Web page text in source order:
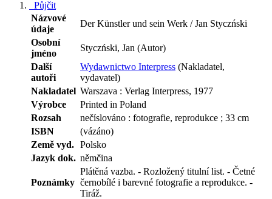
Půjčit
Názvové
údaje
Der Künstler und sein Werk / Jan Styczński
Osobní
jméno
Styczński, Jan (Autor)
Další
autoři
Wydawnictwo Interpress (Nakladatel,
vydavatel)
Nakladatel Warszava : Verlag Interpress, 1977
Výrobce
Printed in Poland
Rozsah
nečíslováno : fotografie, reprodukce ; 33 cm
ISBN
(vázáno)
Země vyd. Polsko
Jazyk dok. němčina
Poznámky
Plátěná vazba. - Rozložený titulní list. - Četné
černobílé i barevné fotografie a reprodukce. -
Tiráž.